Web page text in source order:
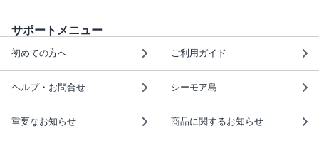
サポートメニュー
初めての方へ ご利用ガイド
ヘルプ・お問合せ シーモア島
重要なお知らせ 商品に関するお知らせ